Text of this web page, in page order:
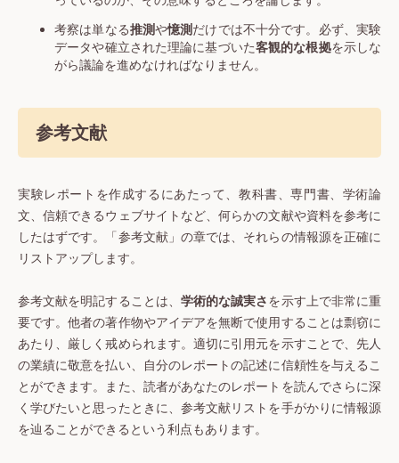
考察は単なる推測や憶測だけでは不十分です。必ず、実験
データや確立された理論に基づいた客観的な根拠を示しな
がら議論を進めなければなりません。
参考文献
実験レポートを作成するにあたって、教科書、専門書、学術論
文、信頼できるウェブサイトなど、何らかの文献や資料を参考に
したはずです。「参考文献」の章では、それらの情報源を正確に
リストアップします。
参考文献を明記することは、 学術的な誠実さを示す上で非常に重
要です。他者の著作物やアイデアを無断で使用することは剽窃に
あたり、厳しく戒められます。適切に引用元を示すことで、先人
の業績に敬意を払い、自分のレポートの記述に信頼性を与えるこ
とができます。また、読者があなたのレポートを読んでさらに深
く学びたいと思ったときに、参考文献リストを手がかりに情報源
を辿ることができるという利点もあります。